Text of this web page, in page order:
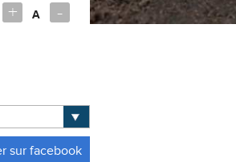
+ A -
sur facebook